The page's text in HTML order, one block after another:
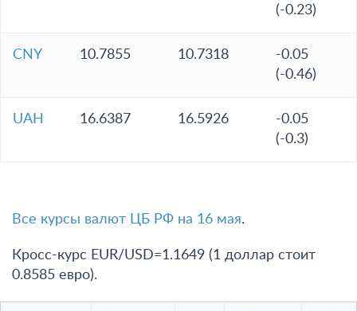
(-0.23)
CNY 10.7855 10.7318
-0.05
(-0.46)
UAH 16.6387 16.5926
-0.05
(-0.3)
Все курсы валют ЦБ РФ на 16 мая.
Кросс-курс EUR/USD=1.1649 (1 доллар стоит
0.8585 евро).